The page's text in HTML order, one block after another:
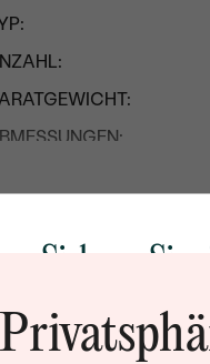
Sichern Sie
Rabatt auf